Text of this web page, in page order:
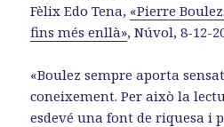
Fèlix Edo Tena, «Pierre
fins més enllà», Núvol, 8-12-
«Boulez sempre aporta
coneixement. Per això la
esdevé una font de riquesa i